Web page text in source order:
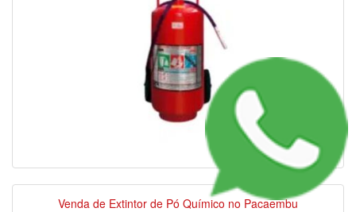
Venda de Extintor de Pó Químico no Pacaembu